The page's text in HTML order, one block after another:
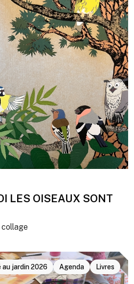
LES OISEAUX SONT
collage
au jardin 2026 Agenda Livres